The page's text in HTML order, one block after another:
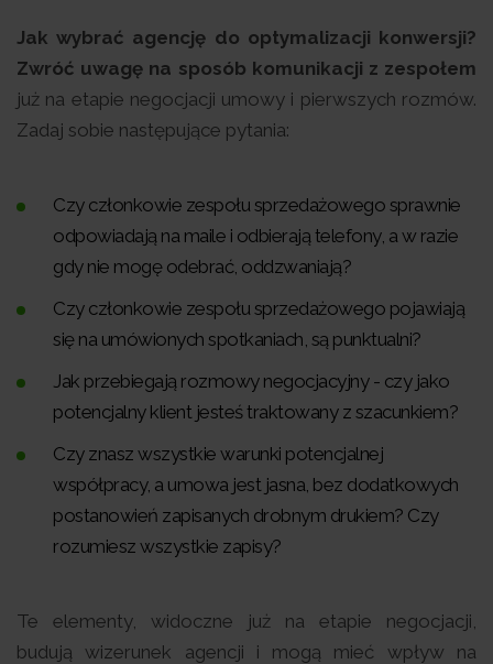
Jak wybrać agencję do optymalizacji konwersji?
Zwróć uwagę na sposób komunikacji z zespołem
już na etapie negocjacji umowy i pierwszych rozmów.
Zadaj sobie następujące pytania:
Czy członkowie zespołu sprzedażowego sprawnie
odpowiadają na maile i odbierają telefony, a w razie
gdy nie mogę odebrać, oddzwaniają?
Czy członkowie zespołu sprzedażowego pojawiają
się na umówionych spotkaniach, są punktualni?
Jak przebiegają rozmowy negocjacyjny - czy jako
potencjalny klient jesteś traktowany z szacunkiem?
Czy znasz wszystkie warunki potencjalnej
współpracy, a umowa jest jasna, bez dodatkowych
postanowień zapisanych drobnym drukiem? Czy
rozumiesz wszystkie zapisy?
Te elementy, widoczne już na etapie negocjacji,
budują wizerunek agencji i mogą mieć wpływ na